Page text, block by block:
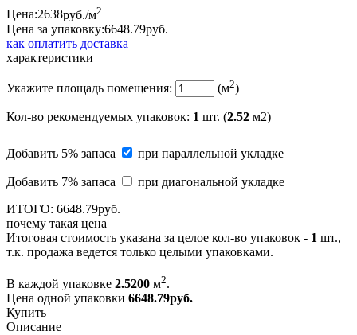
Цена:2638руб./м2
Цена за упаковку:6648.79руб.
как оплатить доставка
характеристики
Укажите площадь помещения: (м2)
Кол-во рекомендуемых упаковок: 1 шт. (2.52 м2)
Добавить 5% запаса при параллельной укладке
Добавить 7% запаса
при диагональной укладке
ИТОГО: 6648.79руб.
почему такая цена
Итоговая стоимость указана за целое кол-во упаковок - 1 шт.,
т.к. продажа ведется только целыми упаковками.
В каждой упаковке 2.5200 м2.
Цена одной упаковки 6648.79руб.
Купить
Описание